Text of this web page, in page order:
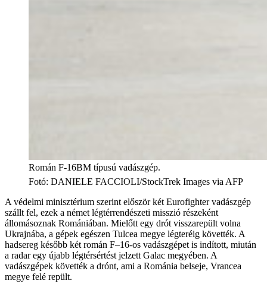
Román F-16BM típusú vadászgép.
Fotó: DANIELE FACCIOLI/StockTrek Images via AFP
A védelmi minisztérium szerint először két Eurofighter vadászgép
szállt fel, ezek a német légtérrendészeti misszió részeként
állomásoznak Romániában. Mielőtt egy drót visszarepült volna
Ukrajnába, a gépek egészen Tulcea megye légteréig követték. A
hadsereg később két román F–16-os vadászgépet is indított, miután
a radar egy újabb légtérsértést jelzett Galac megyében. A
vadászgépek követték a drónt, ami a Románia belseje, Vrancea
megye felé repült.